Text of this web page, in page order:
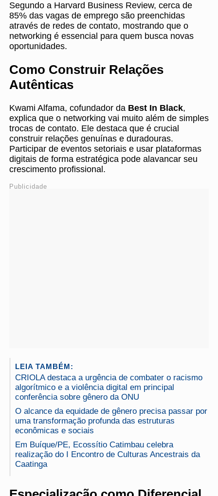
Segundo a Harvard Business Review, cerca de
85% das vagas de emprego são preenchidas
através de redes de contato, mostrando que o
networking é essencial para quem busca novas
oportunidades.
Como Construir Relações
Autênticas
Kwami Alfama, cofundador da Best In Black,
explica que o networking vai muito além de simples
trocas de contato. Ele destaca que é crucial
construir relações genuínas e duradouras.
Participar de eventos setoriais e usar plataformas
digitais de forma estratégica pode alavancar seu
crescimento profissional.
Publicidade
LEIA TAMBÉM:
CRIOLA destaca a urgência de combater o racismo
algorítmico e a violência digital em principal
conferência sobre gênero da ONU
O alcance da equidade de gênero precisa passar por
uma transformação profunda das estruturas
econômicas e sociais
Em Buíque/PE, Ecossítio Catimbau celebra
realização do I Encontro de Culturas Ancestrais da
Caatinga